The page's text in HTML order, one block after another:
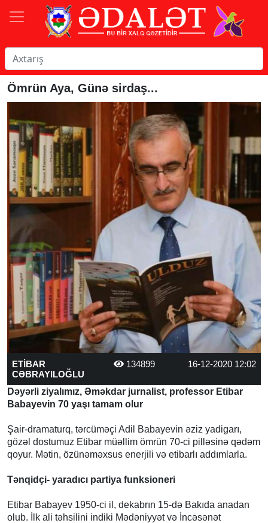
Ömrün Aya, Günə sirdaş...
ETİBAR
CƏBRAYILOĞLU
134899 16-12-2020 12:02
Dəyərli ziyalımız, Əməkdar jurnalist, professor Etibar
Babayevin 70 yaşı tamam olur
Şair-dramaturq, tərcüməçi Adil Babayevin əziz yadigarı,
gözəl dostumuz Etibar müəllim ömrün 70-ci pilləsinə qədəm
qoyur. Mətin, özünəməxsus enerjili və etibarlı addımlarla.
Tənqidçi- yaradıcı partiya funksioneri
Etibar Babayev 1950-ci il, dekabrın 15-də Bakıda anadan
olub. İlk ali təhsilini indiki Mədəniyyət və İncəsənət